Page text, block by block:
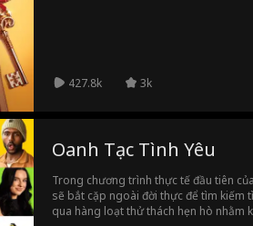
427.8k 3k
Oanh Tạc Tình Yêu
Trong chương trình thực tế đầu tiên
sẽ bắt cặp ngoài đời thực để tìm kiếm
qua hàng loạt thử thách hẹn hò nhằm